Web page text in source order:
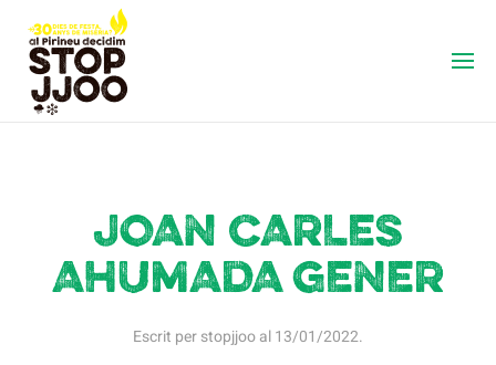
JOAN CARLES
AHUMADA GENER
Escrit perstopjjooal13/01/2022.